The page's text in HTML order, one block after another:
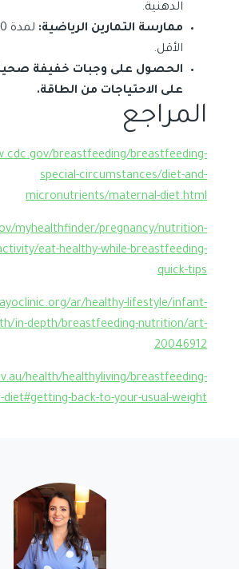
الدهنية.
ممارسة التمارين الرياضية:
الأقل.
الحصول على وجبات خفيفة
على الاحتياجات من الطاقة.
المراجع
breastfeeding/breastfeeding-
special-circumstances/diet-and-
micronutrients/maternal-diet.html
myhealthfinder/pregnancy/nutrition-
eat-healthy-while-breastfeeding-
quick-tips
ar/healthy-lifestyle/infant-
in-depth/breastfeeding-nutrition/art-
20046912
health/healthyliving/breastfeeding-
diet#getting-back-to-your-usual-weight